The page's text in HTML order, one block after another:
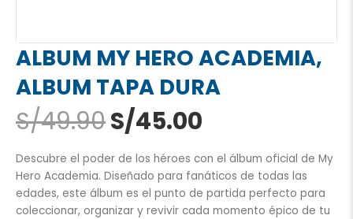
ALBUM MY HERO ACADEMIA,
ALBUM TAPA DURA
S/49.90El
precio
original
era:
S/49.90.
S/45.00
actual
es:
S/45.00.
Descubre el poder de los héroes con el álbum oficial de My
Hero Academia. Diseñado para fanáticos de todas las
edades, este álbum es el punto de partida perfecto para
coleccionar, organizar y revivir cada momento épico de tu